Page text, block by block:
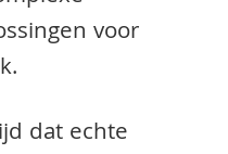
voor
dat echte